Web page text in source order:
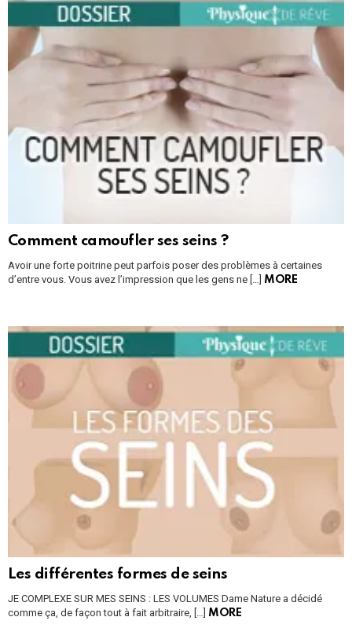
Comment camoufler ses seins ?
Avoir une forte poitrine peut parfois poser des problèmes à certaines
d’entre vous. Vous avez l’impression que les gens ne […] MORE
Les différentes formes de seins
JE COMPLEXE SUR MES SEINS : LES VOLUMES Dame Nature a décidé
comme ça, de façon tout à fait arbitraire, […] MORE